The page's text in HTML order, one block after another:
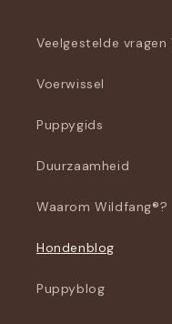
Veelgestelde vragen
Voerwissel
Puppygids
Duurzaamheid
Waarom Wildfang®?
Hondenblog
Puppyblog